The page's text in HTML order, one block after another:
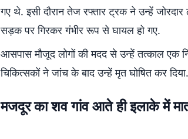
गए थे. इसी दौरान तेज रफ्तार ट्रक ने उन्हें जोरदार
सड़क पर गिरकर गंभीर रूप से घायल हो गए.
आसपास मौजूद लोगों की मदद से उन्हें तत्काल एक
चिकित्सकों ने जांच के बाद उन्हें मृत घोषित कर दिया.
मजदूर का शव गांव आते ही इलाके में